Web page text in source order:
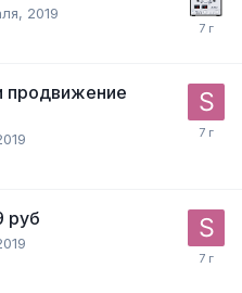
2019
продвижение
руб